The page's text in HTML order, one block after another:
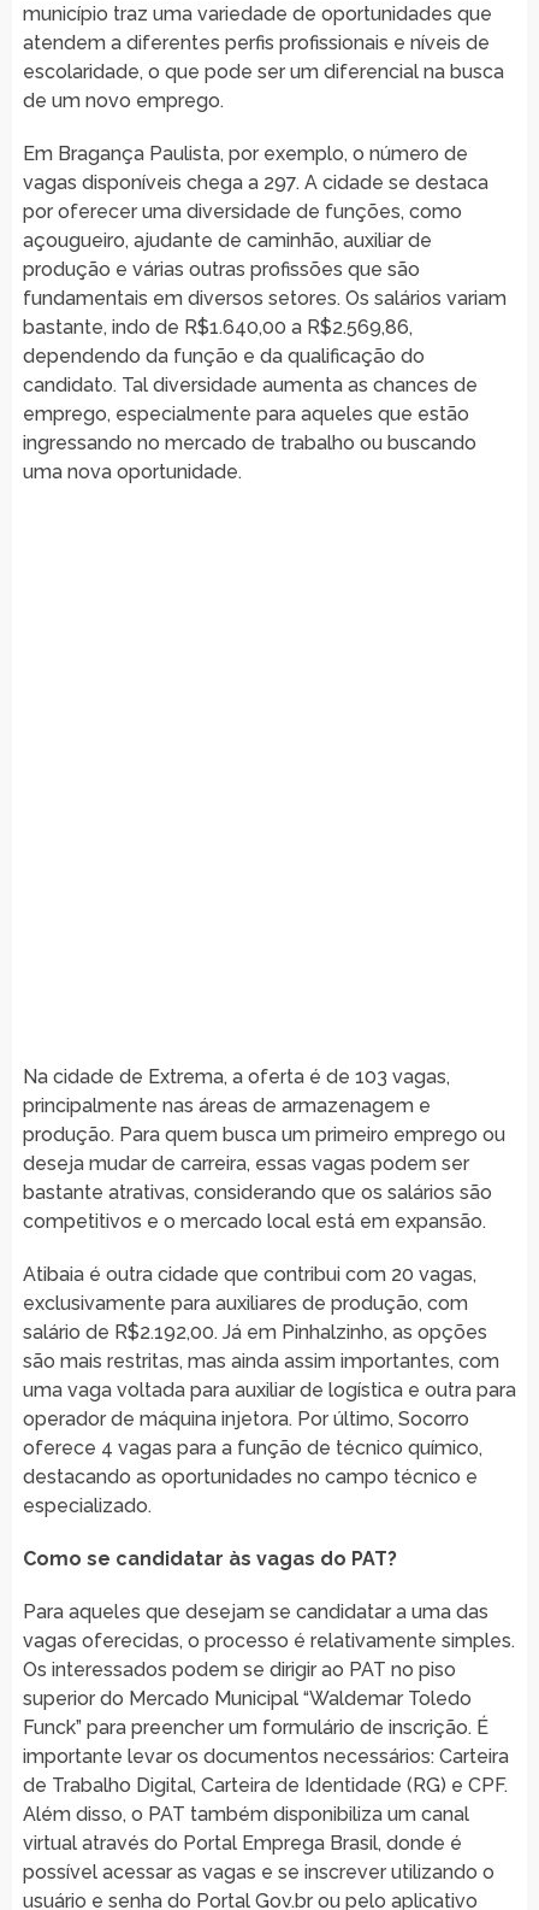
município traz uma variedade de oportunidades que
atendem a diferentes perfis profissionais e níveis de
escolaridade, o que pode ser um diferencial na busca
de um novo emprego.
Em Bragança Paulista, por exemplo, o número de
vagas disponíveis chega a 297. A cidade se destaca
por oferecer uma diversidade de funções, como
açougueiro, ajudante de caminhão, auxiliar de
produção e várias outras profissões que são
fundamentais em diversos setores. Os salários variam
bastante, indo de R$1.640,00 a R$2.569,86,
dependendo da função e da qualificação do
candidato. Tal diversidade aumenta as chances de
emprego, especialmente para aqueles que estão
ingressando no mercado de trabalho ou buscando
uma nova oportunidade.
Na cidade de Extrema, a oferta é de 103 vagas,
principalmente nas áreas de armazenagem e
produção. Para quem busca um primeiro emprego ou
deseja mudar de carreira, essas vagas podem ser
bastante atrativas, considerando que os salários são
competitivos e o mercado local está em expansão.
Atibaia é outra cidade que contribui com 20 vagas,
exclusivamente para auxiliares de produção, com
salário de R$2.192,00. Já em Pinhalzinho, as opções
são mais restritas, mas ainda assim importantes, com
uma vaga voltada para auxiliar de logística e outra para
operador de máquina injetora. Por último, Socorro
oferece 4 vagas para a função de técnico químico,
destacando as oportunidades no campo técnico e
especializado.
Como se candidatar às vagas do PAT?
Para aqueles que desejam se candidatar a uma das
vagas oferecidas, o processo é relativamente simples.
Os interessados podem se dirigir ao PAT no piso
superior do Mercado Municipal “Waldemar Toledo
Funck” para preencher um formulário de inscrição. É
importante levar os documentos necessários: Carteira
de Trabalho Digital, Carteira de Identidade (RG) e CPF.
Além disso, o PAT também disponibiliza um canal
virtual através do Portal Emprega Brasil, donde é
possível acessar as vagas e se inscrever utilizando o
usuário e senha do Portal Gov.br ou pelo aplicativo